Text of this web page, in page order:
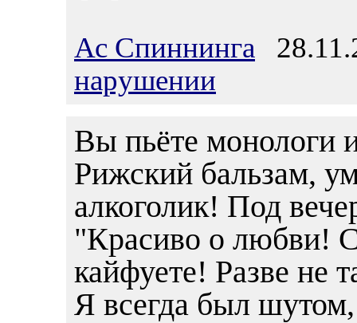
Ас Спиннинга
нарушении
Вы пьёте монологи
Рижский бальзам,
алкоголик! Под
"Красиво о любви!
кайфуете! Разве не
Я всегда был